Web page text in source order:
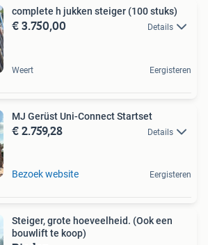
complete h jukken steiger (100 stuks)
€ 3.750,00 Details
Weert Eergisteren
MJ Gerüst Uni-Connect Startset
€ 2.759,28 Details
Bezoek website Eergisteren
Steiger, grote hoeveelheid. (Ook een
bouwlift te koop)